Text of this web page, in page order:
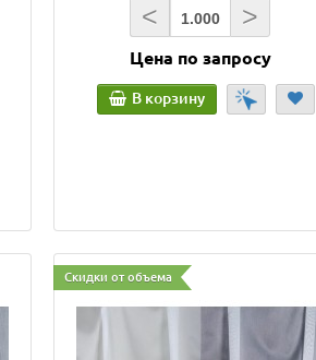
< >
Цена по запросу
В корзину
Скидки от объема